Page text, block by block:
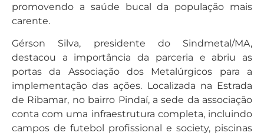
promovendo a saúde bucal da população mais
carente.
Gérson Silva, presidente do Sindmetal/MA,
destacou a importância da parceria e abriu as
portas da Associação dos Metalúrgicos para a
implementação das ações. Localizada na Estrada
de Ribamar, no bairro Pindaí, a sede da associação
conta com uma infraestrutura completa, incluindo
campos de futebol profissional e society, piscinas